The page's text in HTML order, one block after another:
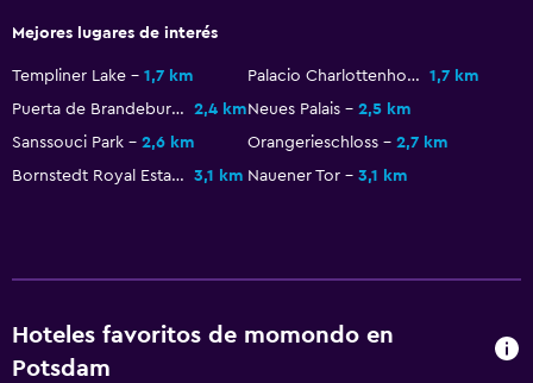
Pesca
Juegos de mesa/rompecabezas
Canotaje
Ciclismo
Windsurf
Para no fumadores
Accesibilidad
Mejores lugares de interés
Templiner Lake 1,7 km Palacio Charlottenhof
1,7 km
Puerta de Brandeburgo
2,4 kmNeues Palais
2,5 km
Sanssouci Park
2,6 km Orangerieschloss
2,7 km
Bornstedt Royal Estate
3,1 km Nauener Tor 3,1 km
Hoteles favoritos de momondo en
Potsdam